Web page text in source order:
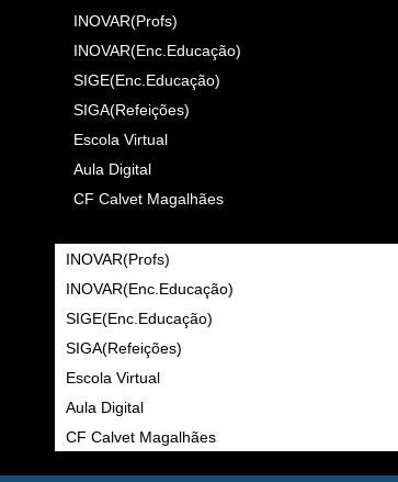
INOVAR(Profs)
INOVAR(Enc.Educação)
SIGE(Enc.Educação)
SIGA(Refeições)
Escola Virtual
Aula Digital
CF Calvet Magalhães
INOVAR(Profs)
INOVAR(Enc.Educação)
SIGE(Enc.Educação)
SIGA(Refeições)
Escola Virtual
Aula Digital
CF Calvet Magalhães